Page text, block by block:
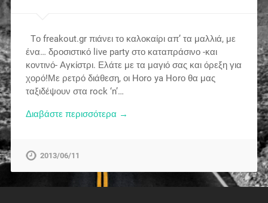
Tο freakout.gr πιάνει το καλοκαίρι απ’ τα μαλλιά, με
ένα… δροσιστικό live party στο καταπράσινο -και
κοντινό- Αγκίστρι. Ελάτε με τα μαγιό σας και όρεξη για
χορό!Με ρετρό διάθεση, οι Hοro ya Horο θα μας
ταξιδέψουν στα rock ‘n’…
Διαβάστε περισσότερα →
2013/06/11